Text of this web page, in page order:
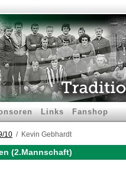
Links Fanshop
10 Kevin Gebhardt
(2.Mannschaft)